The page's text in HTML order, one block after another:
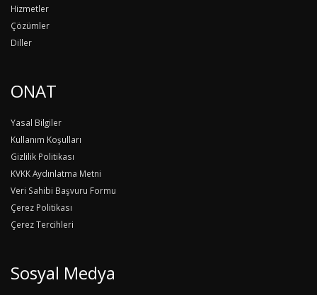
Hizmetler
Çözümler
Diller
ONAT
Yasal Bilgiler
Kullanım Koşulları
Gizlilik Politikası
KVKK Aydınlatma Metni
Veri Sahibi Başvuru Formu
Çerez Politikası
Çerez Tercihleri
Sosyal Medya